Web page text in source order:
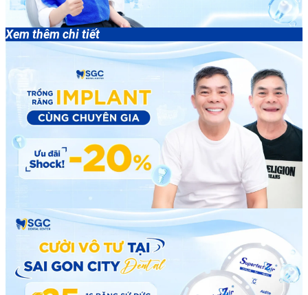
Xem thêm chi tiết